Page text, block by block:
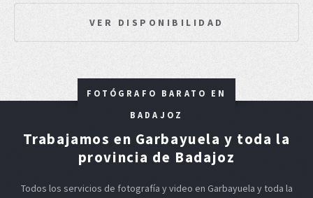
VER DISPONIBILIDAD
FOTÓGRAFO BARATO EN
BADAJOZ
Trabajamos en Garbayuela y toda la
provincia de Badajoz
Todos los servicios de fotografía y video en Garbayuela y toda la